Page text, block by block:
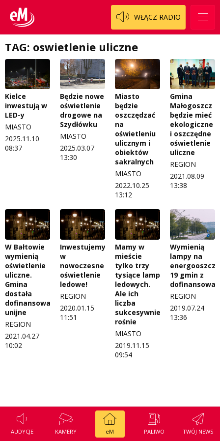
WŁĄCZ RADIO
Staszowski
Włoszczowski
Cały ten sport
Dzieciaki Cudaki
Fascynująca nauka
Historia na fali
Modna kultura
OdNowa
Pacjent, którego nie zapomnę
Słowo Dnia
Tak wierzę
Weekend z blondynką
W starych Kielcach
Wszystko w temacie
Koncert życzeń
Kontakt
O nas
Regulamin programu Patron
Zespół
Logo do pobrania
Regulamin konkursów
Regulamin przesyłania materiałów
Regulamin sklepu internetowego
Regulamin darowizn
Regulamin konkursu Zwierzak naszej klasy
Polityka prywatności
ZNAJDZIESZ NAS TAKŻE NA
AUDYCJE KAMERY eM PALIWO TWÓJ NEWS
TAG: oswietlenie uliczne
Kielce
inwestują w
LED-y
MIASTO
2025.11.10
08:37
Będzie nowe
oświetlenie
drogowe na
Szydłówku
MIASTO
2025.03.07
13:30
Miasto
będzie
oszczędzać
na
oświetleniu
ulicznym i
obiektów
sakralnych
MIASTO
2022.10.25
13:12
Gmina
Małogoszcz
będzie mieć
ekologiczne
i oszczędne
oświetlenie
uliczne
REGION
2021.08.09
13:38
W Bałtowie
wymienią
oświetlenie
uliczne.
Gmina
dostała
dofinansowanie
unijne
REGION
2021.04.27
10:02
Inwestujemy
w
nowoczesne
oświetlenie
ledowe!
REGION
2020.01.15
11:51
Mamy w
mieście
tylko trzy
tysiące lamp
ledowych.
Ale ich
liczba
sukcesywnie
rośnie
MIASTO
2019.11.15
09:54
Wymienią
lampy na
19 gmin z
REGION
2019.07.24
13:36